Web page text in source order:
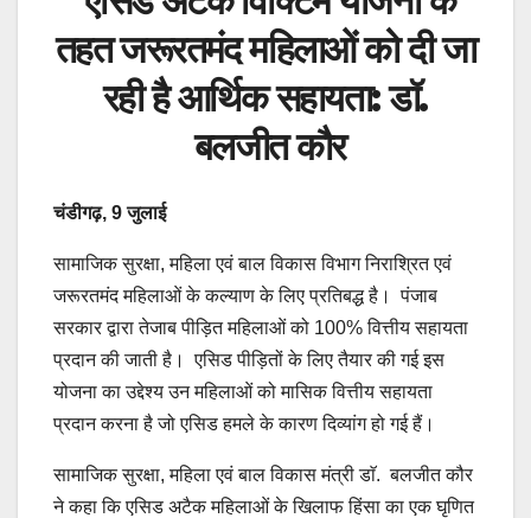
तहत जरूरतमंद महिलाओं को दी जा
रही है आर्थिक सहायता: डॉ.
बलजीत कौर
चंडीगढ़, 9 जुलाई
सामाजिक सुरक्षा, महिला एवं बाल विकास विभाग निराश्रित एवं
जरूरतमंद महिलाओं के कल्याण के लिए प्रतिबद्ध है। पंजाब
सरकार द्वारा तेजाब पीड़ित महिलाओं को 100% वित्तीय सहायता
प्रदान की जाती है। एसिड पीड़ितों के लिए तैयार की गई इस
योजना का उद्देश्य उन महिलाओं को मासिक वित्तीय सहायता
प्रदान करना है जो एसिड हमले के कारण दिव्यांग हो गई हैं।
सामाजिक सुरक्षा, महिला एवं बाल विकास मंत्री डाॅ. बलजीत कौर
ने कहा कि एसिड अटैक महिलाओं के खिलाफ हिंसा का एक घृणित